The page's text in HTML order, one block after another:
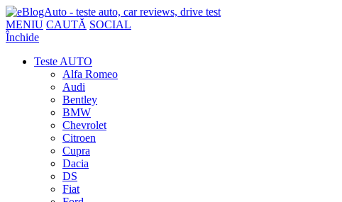
MENIU CAUTĂ SOCIAL
Închide
Teste AUTO
Alfa Romeo
Audi
Bentley
BMW
Chevrolet
Citroen
Cupra
Dacia
DS
Fiat